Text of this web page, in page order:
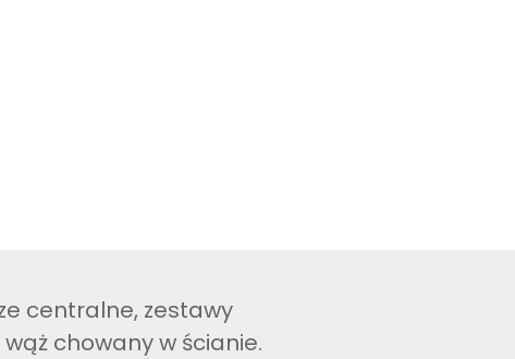
centralne, zestawy
chowany w ścianie.